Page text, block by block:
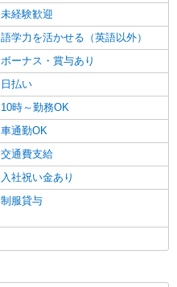
未経験歓迎
語学力を活かせる（英語以外）
ボーナス・賞与あり
日払い
10時～勤務OK
車通勤OK
交通費支給
入社祝い金あり
制服貸与